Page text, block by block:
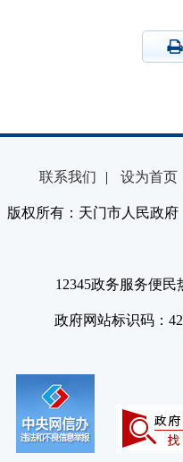
联系我们 | 设为首页
版权所有：天门市人民政
12345政务服务便民
政府网站标识码：